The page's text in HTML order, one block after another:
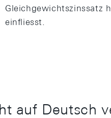
Gleichgewichtszinssatz
einfliesst.
auf Deutsch